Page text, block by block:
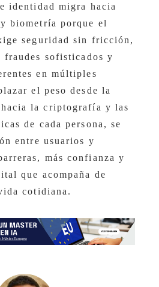
identidad migra hacia
biometría porque el
seguridad sin fricción,
fraudes sofisticados y
en múltiples
el peso desde la
hacia la criptografía y las
de cada persona, se
entre usuarios y
más confianza y
que acompaña de
cotidiana.